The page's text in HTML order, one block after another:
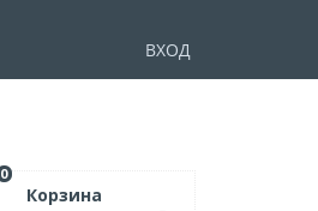
ВХОД
0
Корзина